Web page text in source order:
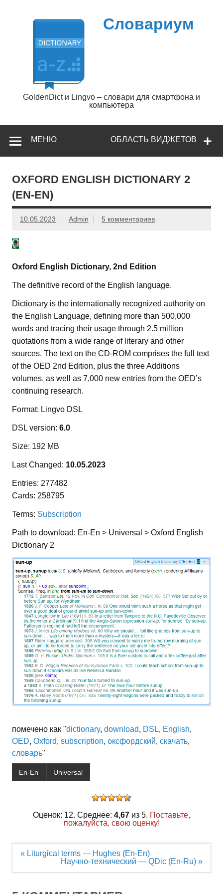
содержимому
Словариум
GoldenDict и Lingvo – словари для смартфона и
компьютера
ОБЛАСТЬ ВИДЖЕТОВ
МЕНЮ
OXFORD ENGLISH DICTIONARY 2
(EN-EN)
10.05.2023 Admin 5 комментариев
Oxford English Dictionary, 2nd Edition
The definitive record of the English language.
Dictionary is the internationally recognized authority on
the English Language, defining more than 500,000
words and tracing their usage through 2.5 million
quotations from a wide range of literary and other
sources. The text on the CD-ROM comprises the full text
of the OED 2nd Edition, plus the three Additions
volumes, as well as 7,000 new entries from the OED’s
continuing research.
Format: Lingvo DSL
DSL version: 6.0
Size: 192 MB
Last Changed: 10.05.2023
Entries: 277482
Cards: 258795
Terms: Subscription
Path to download: En-En > Universal > Oxford English
Dictionary 2
помечено как "dictionary, download, DSL, English,
OED, Oxford, subscription, оксфордский, скачать,
словарь"
En-En Universal
Оценок: 12. Среднее: 4,67 из 5. Поставьте,
пожалуйста, свою оценку!
Навигация
« Liturgical terms — Hughes (En-En)
Научно-технический — QDic (En-Ru) »